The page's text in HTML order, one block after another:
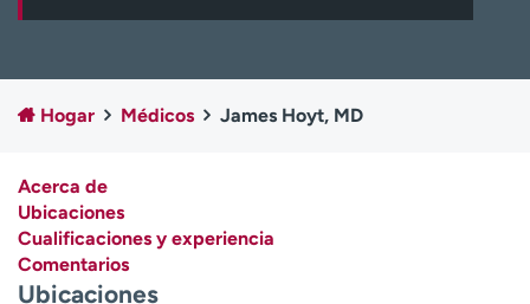
Empleados
Profesionales
Atención a medios de
Asistencia financiera
Contáctenos
A
y
ú
Hogar Médicos James Hoyt, MD
Acerca de
Ubicaciones
Cualificaciones y experiencia
Comentarios
Ubicaciones